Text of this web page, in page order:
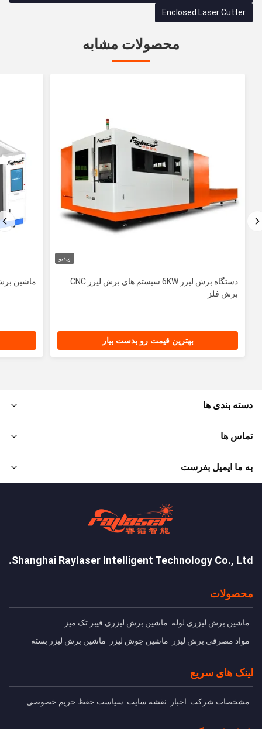
Enclosed Laser Cutter
محصولات مشابه
ویدیو
دستگاه برش لیزر 6KW سیستم های برش لیزر CNC
برش فلز
بهترین قیمت رو بدست بیار
ماشین برش
دسته بندی ها
تماس ها
به ما ایمیل بفرست
Shanghai Raylaser Intelligent Technology Co., Ltd.
محصولات
ماشین برش ليزری لوله ماشین برش لیزری فیبر تک میز
مواد مصرفی برش لیزر
ماشین جوش لیزر ماشین برش لیزر بسته
لینک های سریع
مشخصات شرکت اخبار نقشه سایت سیاست حفظ حریم خصوصی